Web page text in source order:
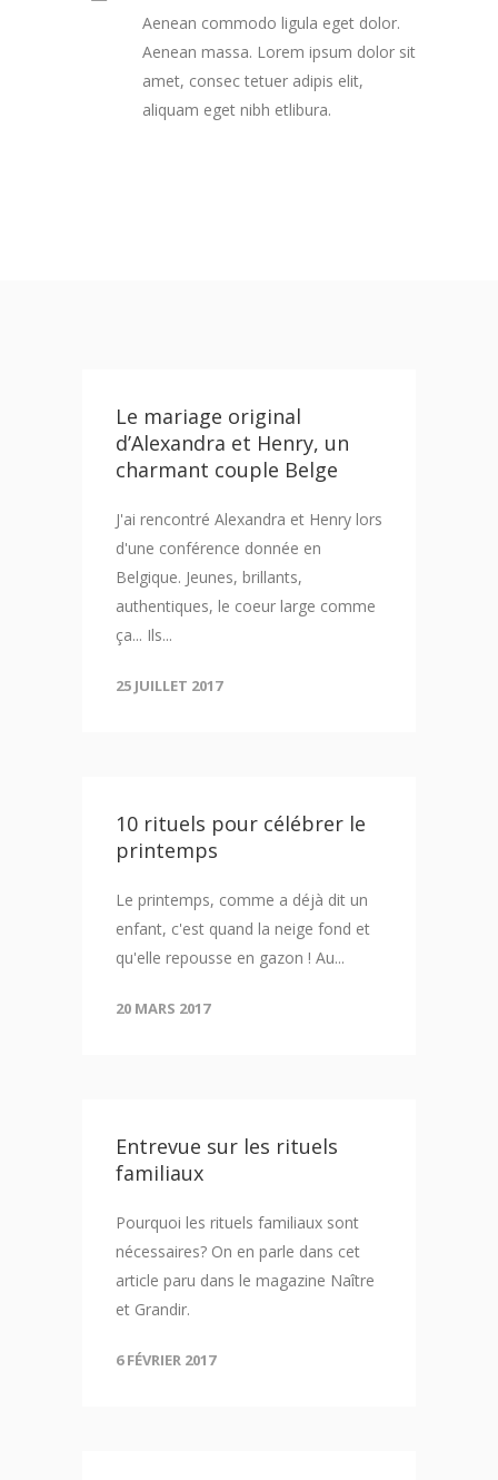
Aenean commodo ligula eget dolor.
Aenean massa. Lorem ipsum dolor sit
amet, consec tetuer adipis elit,
aliquam eget nibh etlibura.
Le mariage original
d’Alexandra et Henry, un
charmant couple Belge
J'ai rencontré Alexandra et Henry lors
d'une conférence donnée en
Belgique. Jeunes, brillants,
authentiques, le coeur large comme
ça... Ils...
25 JUILLET 2017
10 rituels pour célébrer le
printemps
Le printemps, comme a déjà dit un
enfant, c'est quand la neige fond et
qu'elle repousse en gazon ! Au...
20 MARS 2017
Entrevue sur les rituels
familiaux
Pourquoi les rituels familiaux sont
nécessaires? On en parle dans cet
article paru dans le magazine Naître
et Grandir.
6 FÉVRIER 2017